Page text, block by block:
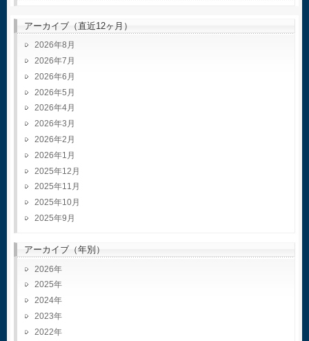
アーカイブ（直近12ヶ月）
2026年8月
2026年7月
2026年6月
2026年5月
2026年4月
2026年3月
2026年2月
2026年1月
2025年12月
2025年11月
2025年10月
2025年9月
アーカイブ（年別）
2026
2025
2024
2023
2022